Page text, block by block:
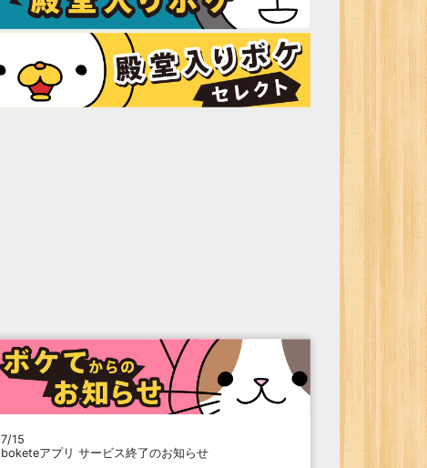
7/15
boketeアプリ サービス終了のお知らせ